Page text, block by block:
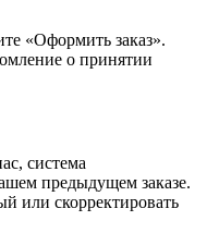
«Оформить заказ».
о принятии
система
предыдущем заказе.
или скорректировать